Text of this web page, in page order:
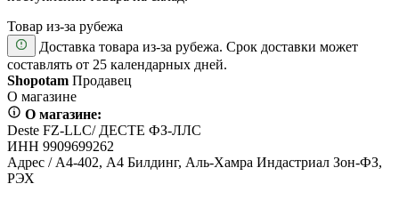
Товар из-за рубежа
Доставка товара из-за рубежа. Срок доставки может
составлять от 25 календарных дней.
Shopotam Продавец
О магазине
О магазине:
Deste FZ-LLC/ ДЕСТЕ ФЗ-ЛЛС
ИНН 9909699262
Адрес / А4-402, А4 Билдинг, Аль-Хамра Индастриал Зон-ФЗ,
РЭХ